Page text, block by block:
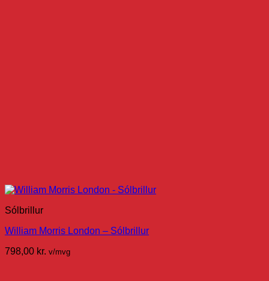
Sólbrillur
William Morris London – Sólbrillur
798,00 kr. v/mvg